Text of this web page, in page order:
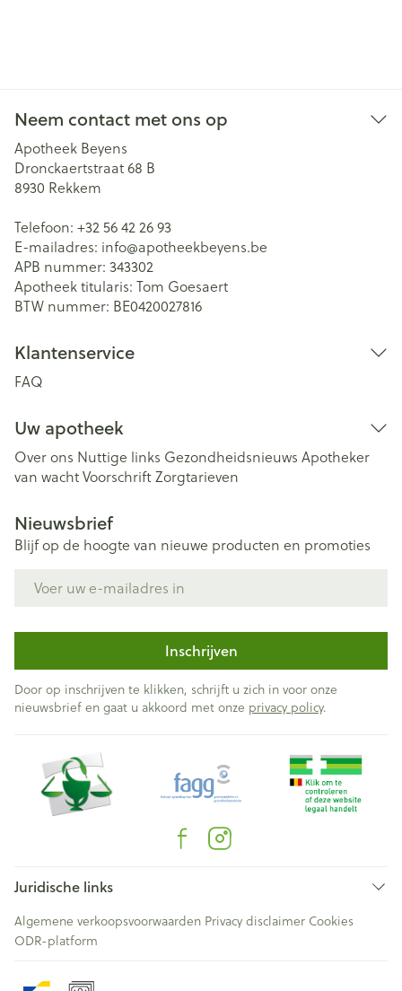
Neem contact met ons op
Apotheek Beyens
Dronckaertstraat 68 B
8930 Rekkem
Telefoon: +32 56 42 26 93
E-mailadres: info@apotheekbeyens.be
APB nummer: 343302
Apotheek titularis: Tom Goesaert
BTW nummer: BE0420027816
Klantenservice
FAQ
Uw apotheek
Over ons Nuttige links Gezondheidsnieuws Apotheker
van wachtVoorschriftZorgtarieven
Nieuwsbrief
Blijf op de hoogte van nieuwe producten en promoties
Inschrijven
Door op inschrijven te klikken, schrijft u zich in voor onze
nieuwsbrief en gaat u akkoord met onze privacy policy.
Juridische links
Algemene verkoopsvoorwaarden Privacy disclaimer Cookies
ODR-platform